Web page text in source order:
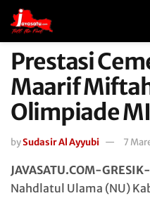
Prestasi
Maarif
Olimpiade
bySudasir Al Ayyubi 7
JAVASATU.COM-GRESIK-
Nahdlatul Ulama (NU)